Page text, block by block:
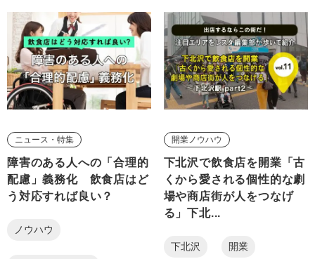
ニュース・特集
障害のある人への「合理的
配慮」義務化 飲食店はど
う対応すれば良い？
ノウハウ
開業ノウハウ
下北沢で飲食店を開業「古
くから愛される個性的な劇
場や商店街が人をつなげ
る」下北...
下北沢 開業